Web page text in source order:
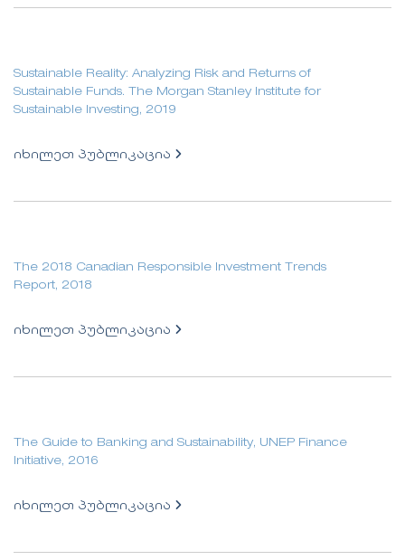
Sustainable Reality: Analyzing Risk and Returns of
Sustainable Funds. The Morgan Stanley Institute for
Sustainable Investing, 2019
იხილეთ პუბლიკაცია
The 2018 Canadian Responsible Investment Trends
Report, 2018
იხილეთ პუბლიკაცია
The Guide to Banking and Sustainability, UNEP Finance
Initiative, 2016
იხილეთ პუბლიკაცია